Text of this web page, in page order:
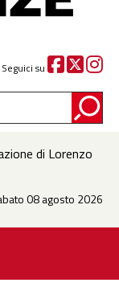
Seguici su
di Lorenzo
08 agosto 2026